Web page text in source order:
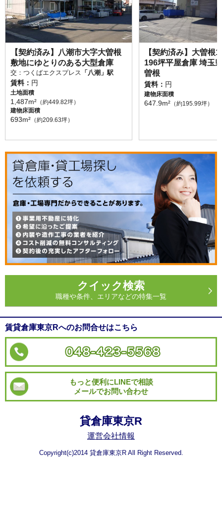
【契約済み】八潮市大字大曽根
敷地にゆとりのある大型倉庫
交：つくばエクスプレス 「八潮」駅
賃料： 円
土地面積
1,487m² （約449.82坪）
建物床面積
693m² （約209.63坪）
【契約済み】大曽根
196坪平屋倉庫 埼玉
曽根
賃料： 円
建物床面積
647.9m² （約195.99坪）
クイック検索
職種や条件、エリアなどの特集一覧
賃貸倉庫東京Rへのお問合せはこちら
もっと便利にLINEで相談
メールでお問い合わせ
貸倉庫東京R
運営会社情報
Copyright(c)2014 貸倉庫東京R All Right Reserved.